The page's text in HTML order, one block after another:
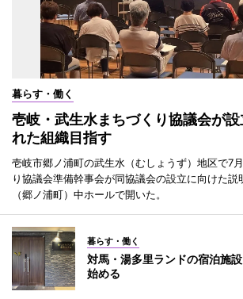
暮らす・働く
壱岐・武生水まちづくり協議会が
れた組織目指す
壱岐市郷ノ浦町の武生水（むしょうず）地区で7
り協議会準備幹事会が同協議会の設立に向けた
（郷ノ浦町）中ホールで開いた。
暮らす・働く
対馬・湯多里ランドの宿泊施
始める